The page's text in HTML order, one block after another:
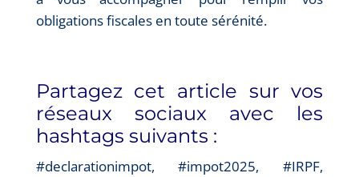
obligations fiscales en toute sérénité.
Partagez cet article sur vos
réseaux sociaux avec les
hashtags suivants :
#declarationimpot, #impot2025, #IRPF,